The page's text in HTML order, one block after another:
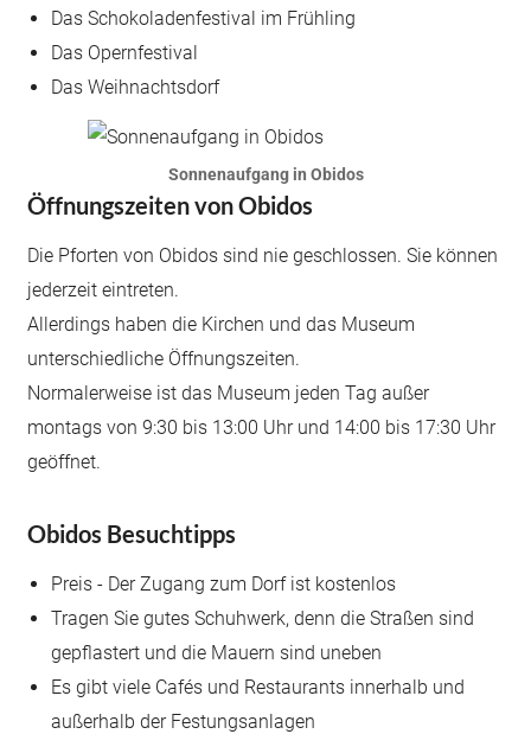
Das Schokoladenfestival im Frühling
Das Opernfestival
Das Weihnachtsdorf
Sonnenaufgang in Obidos
Öffnungszeiten von Obidos
Die Pforten von Obidos sind nie geschlossen. Sie können
jederzeit eintreten.
Allerdings haben die Kirchen und das Museum
unterschiedliche Öffnungszeiten.
Normalerweise ist das Museum jeden Tag außer
montags von 9:30 bis 13:00 Uhr und 14:00 bis 17:30 Uhr
geöffnet.
Obidos Besuchtipps
Preis - Der Zugang zum Dorf ist kostenlos
Tragen Sie gutes Schuhwerk, denn die Straßen sind
gepflastert und die Mauern sind uneben
Es gibt viele Cafés und Restaurants innerhalb und
außerhalb der Festungsanlagen